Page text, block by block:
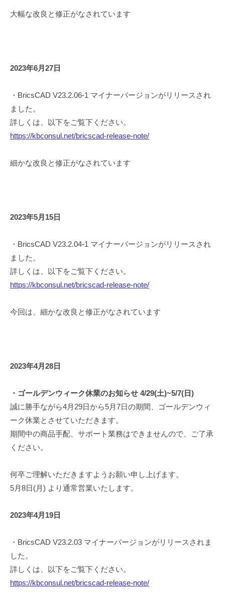
大幅な改良と修正がなされています
2023年6月27日
・BricsCAD V23.2.06-1 マイナーバージョンがリリースされ
ました。
詳しくは、以下をご覧下ください。
https://kbconsul.net/bricscad-release-note/
細かな改良と修正がなされています
2023年5月15日
・BricsCAD V23.2.04-1 マイナーバージョンがリリースされ
ました。
詳しくは、以下をご覧下ください。
https://kbconsul.net/bricscad-release-note/
今回は、細かな改良と修正がなされています
2023年4月28日
・ゴールデンウィーク休業のお知らせ 4/29(土)~5/7(日)
誠に勝手ながら4月29日から5月7日の期間、ゴールデンウィ
ーク休業とさせていただきます。
期間中の商品手配、サポート業務はできませんので、ご了承
ください。
何卒ご理解いただきますようお願い申し上げます。
5月8日(月) より通常営業いたします。
2023年4月19日
・BricsCAD V23.2.03 マイナーバージョンがリリースされま
した。
詳しくは、以下をご覧下ください。
https://kbconsul.net/bricscad-release-note/